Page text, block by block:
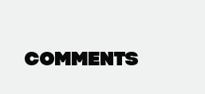
Comments